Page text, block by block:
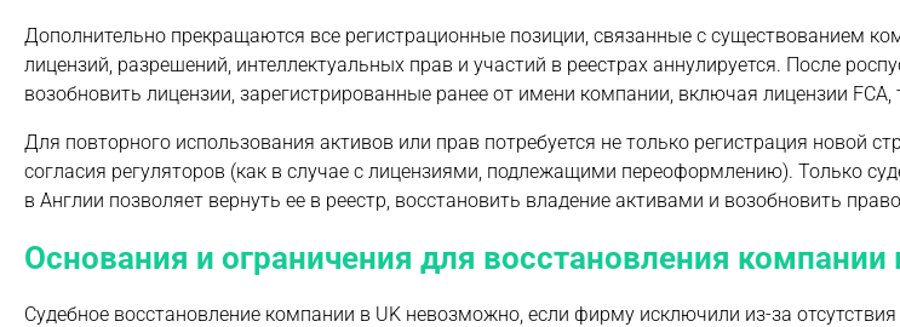
Дополнительно прекращаются все регистрационные позиции, связанные с существованием
лицензий, разрешений, интеллектуальных прав и участий в реестрах аннулируется. После
возобновить лицензии, зарегистрированные ранее от имени компании, включая лицензии
Для повторного использования активов или прав потребуется не только регистрация новой
согласия регуляторов (как в случае с лицензиями, подлежащими переоформлению). Только
в Англии позволяет вернуть ее в реестр, восстановить владение активами и возобновить
Основания и ограничения для восстановления компании
Судебное восстановление компании в UK невозможно, если фирму исключили из-за